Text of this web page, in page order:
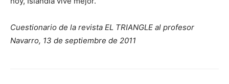
Cuestionario de la revista EL TRIANGLE al profesor
Navarro, 13 de septiembre de 2011